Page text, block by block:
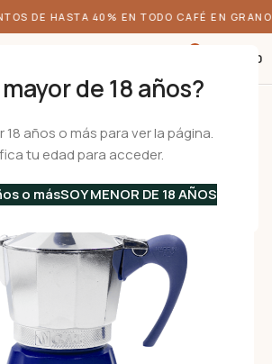
de 18 años?
18 años o más para ver la página.
tu edad para acceder.
o másSOY MENOR DE 18 AÑOS
DE HASTA 40% EN TODO CAFÉ EN GRANO
0.00
Italianas